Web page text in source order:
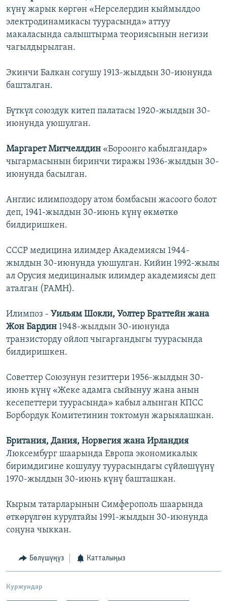
күнү жарык көргөн «Нерселердин кыймылдоо
электродинамикасы туурасында» аттуу
макаласында салыштырма теориясынын негизи
чагылдырылган.
Экинчи Балкан согушу 1913-жылдын 30-июнунда
башталган.
Бүткүл союздук китеп палатасы 1920-жылдын 30-
июнунда уюшулган.
Маргарет Митчеллдин «Бороонго кабылгандар»
чыгармасынын биринчи тиражы 1936-жылдын 30-
июнунда басылган.
Англис илимпоздору атом бомбасын жасоого болот
деп, 1941-жылдын 30-июнь күнү өкмөткө
билдиришкен.
СССР медицина илимдер Академиясы 1944-
жылдын 30-июнунда уюшулган. Кийин 1992-жылы
ал Орусия медициналык илимдер академиясы деп
аталган (РАМН).
Илимпоз - Уильям Шокли, Уолтер Браттейн жана
Жон Бардин 1948-жылдын 30-июнунда
транзисторду ойлоп чыгаргандыгы туурасында
билдиришкен.
Советтер Союзунун гезиттери 1956-жылдын 30-
июнь күнү «Жеке адамга сыйынуу жана анын
кесепеттери туурасында» кабыл алынган КПСС
Борбордук Комитетинин токтомун жарыялашкан.
Британия, Дания, Норвегия жана Ирландия
Люксембург шаарында Европа экономикалык
биримдигине кошулуу туурасындагы сүйлөшүүнү
1970-жылдын 30-июнь күнү башташкан.
Кырым татарларынын Симферополь шаарында
өткөрүлгөн курултайы 1991-жылдын 30-июнунда
соңуна чыккан.
Бөлүшүңүз Катталыңыз
Куржундар